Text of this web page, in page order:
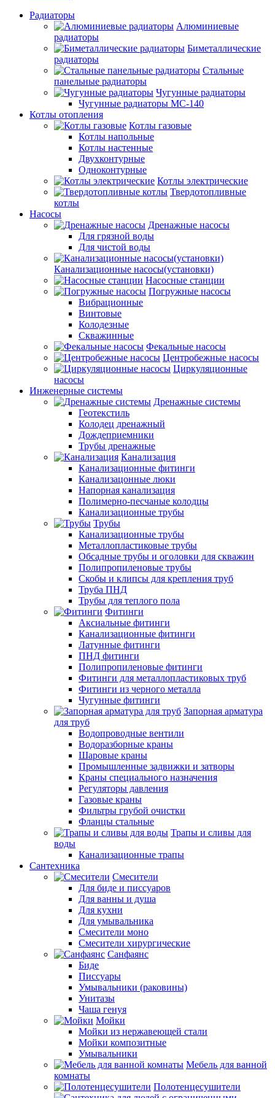
Радиаторы
Алюминиевые
радиаторы
Биметаллические
радиаторы
Стальные
панельные радиаторы
Чугунные радиаторы
Чугунные радиаторы МС-140
Котлы отопления
Котлы газовые
Котлы напольные
Котлы настенные
Двухконтурные
Одноконтурные
Котлы электрические
Твердотопливные
котлы
Насосы
Дренажные насосы
Для грязной воды
Для чистой воды
Канализационные насосы(установки)
Насосные станции
Погружные насосы
Вибрационные
Винтовые
Колодезные
Скважинные
Фекальные насосы
Центробежные насосы
Циркуляционные
насосы
Инженерные системы
Дренажные системы
Геотекстиль
Колодец дренажный
Дождеприемники
Трубы дренажные
Канализация
Канализационные фитинги
Канализацонные люки
Напорная канализация
Полимерно-песчаные колодцы
Канализационные трубы
Трубы
Канализационные трубы
Металлопластиковые трубы
Обсадные трубы и оголовки для скважин
Полипропиленовые трубы
Скобы и клипсы для крепления труб
Труба ПНД
Трубы для теплого пола
Фитинги
Аксиальные фитинги
Канализационные фитинги
Латунные фитинги
ПНД фитинги
Полипропиленовые фитинги
Фитинги для металлопластиковых труб
Фитинги из черного металла
Чугунные фитинги
Запорная арматура
для труб
Водопроводные вентили
Водоразборные краны
Шаровые краны
Промышленные задвижки и затворы
Краны специального назначения
Регуляторы давления
Газовые краны
Фильтры грубой очистки
Фланцы стальные
Трапы и сливы для
воды
Канализационные трапы
Сантехника
Смесители
Для биде и писсуаров
Для ванны и душа
Для кухни
Для умывальника
Смесители моно
Смесители хирургические
Санфаянс
Биде
Писсуары
Умывальники (раковины)
Унитазы
Чаша генуя
Мойки
Мойки из нержавеющей стали
Мойки композитные
Умывальники
Мебель для ванной
комнаты
Полотенцесушители